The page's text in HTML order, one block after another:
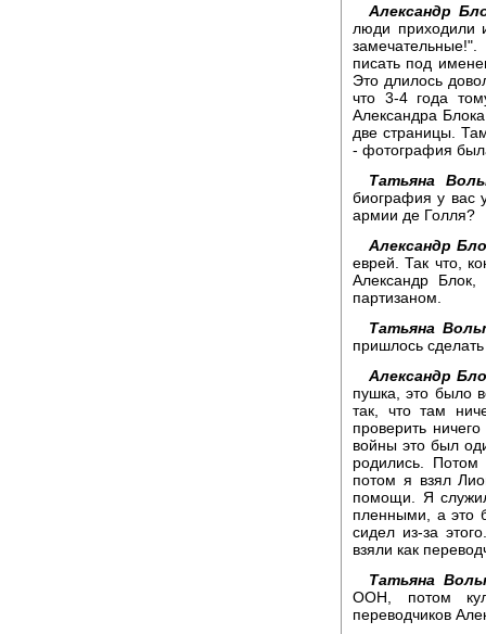
Александр
люди приходили
писать под
Это длилось
что 3-4 года
Александра
две страницы.
- фотография
Татьяна
биография у вас
армии де Голля?
Александр
еврей. Так что,
Александр
партизаном.
Татьяна
пришлось
Александр
пушка, это было
так, что там
проверить
войны это был
родились.
потом я взял
помощи. Я
пленными, а это
сидел из-за
взяли как
Татьяна
ООН, потом
переводчиков